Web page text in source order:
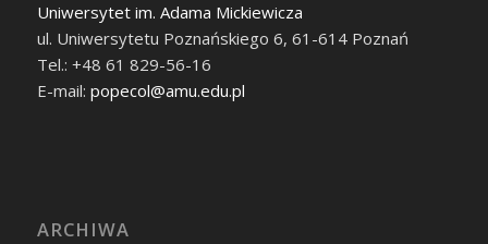
Uniwersytet im. Adama Mickiewicza
ul. Uniwersytetu Poznańskiego 6, 61-614 Poznań
Tel.: +48 61 829-56-16
E-mail: popecol@amu.edu.pl
ARCHIWA